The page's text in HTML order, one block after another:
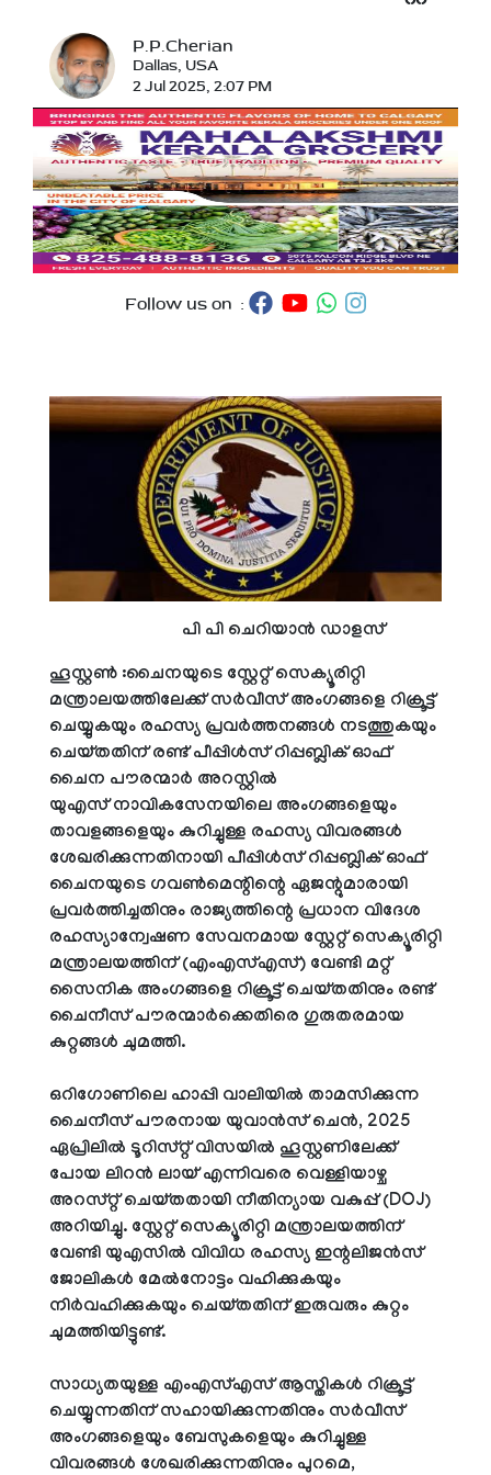
P.P.Cherian
Dallas, USA
2 Jul 2025, 2:07 PM
Follow us on :
പി പി ചെറിയാൻ ഡാളസ്
ഹൂസ്റ്റൺ :ചൈനയുടെ സ്റ്റേറ്റ് സെക്യൂരിറ്റി
മന്ത്രാലയത്തിലേക്ക് സർവീസ് അംഗങ്ങളെ റിക്രൂട്ട്
ചെയ്യുകയും രഹസ്യ പ്രവർത്തനങ്ങൾ നടത്തുകയും
ചെയ്തതിന് രണ്ട് പീപ്പിൾസ് റിപ്പബ്ലിക് ഓഫ്
ചൈന പൗരന്മാർ അറസ്റ്റിൽ
യുഎസ് നാവികസേനയിലെ അംഗങ്ങളെയും
താവളങ്ങളെയും കുറിച്ചുള്ള രഹസ്യ വിവരങ്ങൾ
ശേഖരിക്കുന്നതിനായി പീപ്പിൾസ് റിപ്പബ്ലിക് ഓഫ്
ചൈനയുടെ ഗവൺമെന്റിന്റെ ഏജന്റുമാരായി
പ്രവർത്തിച്ചതിനും രാജ്യത്തിന്റെ പ്രധാന വിദേശ
രഹസ്യാന്വേഷണ സേവനമായ സ്റ്റേറ്റ് സെക്യൂരിറ്റി
മന്ത്രാലയത്തിന് (എംഎസ്എസ്) വേണ്ടി മറ്റ്
സൈനിക അംഗങ്ങളെ റിക്രൂട്ട് ചെയ്തതിനും രണ്ട്
ചൈനീസ് പൗരന്മാർക്കെതിരെ ഗുരുതരമായ
കുറ്റങ്ങൾ ചുമത്തി.
ഒറിഗോണിലെ ഹാപ്പി വാലിയിൽ താമസിക്കുന്ന
ചൈനീസ് പൗരനായ യുവാൻസ് ചെൻ, 2025
ഏപ്രിലിൽ ടൂറിസ്റ്റ് വിസയിൽ ഹൂസ്റ്റണിലേക്ക്
പോയ ലിറൻ ലായ് എന്നിവരെ വെള്ളിയാഴ്ച
അറസ്റ്റ് ചെയ്തതായി നീതിന്യായ വകുപ്പ് (DOJ)
അറിയിച്ചു. സ്റ്റേറ്റ് സെക്യൂരിറ്റി മന്ത്രാലയത്തിന്
വേണ്ടി യുഎസിൽ വിവിധ രഹസ്യ ഇന്റലിജൻസ്
ജോലികൾ മേൽനോട്ടം വഹിക്കുകയും
നിർവഹിക്കുകയും ചെയ്തതിന് ഇരുവരും കുറ്റം
ചുമത്തിയിട്ടുണ്ട്.
സാധ്യതയുള്ള എം‌എസ്‌എസ് ആസ്തികൾ റിക്രൂട്ട്
ചെയ്യുന്നതിന് സഹായിക്കുന്നതിനും സർവീസ്
അംഗങ്ങളെയും ബേസുകളെയും കുറിച്ചുള്ള
വിവരങ്ങൾ ശേഖരിക്കുന്നതിനും പുറമെ,